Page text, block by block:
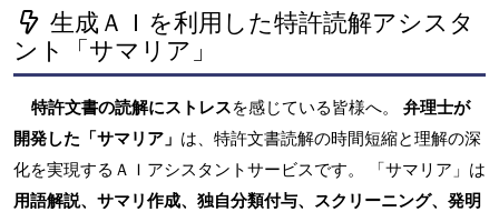
生成ＡＩを利用した特許読解アシスタ
ント「サマリア」
特許文書の読解にストレスを感じている皆様へ。 弁理士が
開発した「サマリア」 は、特許文書読解の時間短縮と理解の深
化を実現するＡＩアシスタントサービスです。 「サマリア」は
用語解説、サマリ作成、独自分類付与、スクリーニング、発明